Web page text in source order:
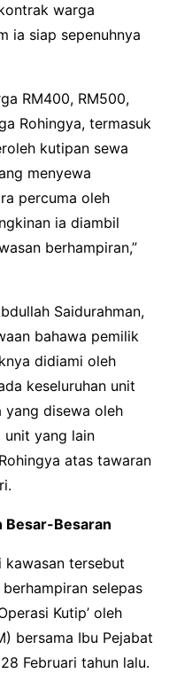
warga
ia siap sepenuhnya
RM400, RM500,
Rohingya, termasuk
kutipan sewa
menyewa
percuma oleh
ia diambil
berhampiran,”
Saidurahman,
bahawa pemilik
didiami oleh
keseluruhan unit
yang disewa oleh
unit yang lain
atas tawaran
.
Besar-Besaran
kawasan tersebut
selepas
Kutip’ oleh
bersama Ibu Pejabat
Februari tahun lalu.